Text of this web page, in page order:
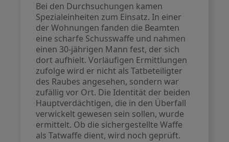
Bei den Durchsuchungen kamen
Spezialeinheiten zum Einsatz. In einer
der Wohnungen fanden die Beamten
eine scharfe Schusswaffe und nahmen
einen 30-jährigen Mann fest, der sich
dort aufhielt. Vorläufigen Ermittlungen
zufolge wird er nicht als Tatbeteiligter
des Raubes angesehen, sondern war
zufällig vor Ort. Die Identität der beiden
Hauptverdächtigen, die in den Überfall
verwickelt gewesen sein sollen, wurde
ermittelt. Ob die sichergestellte Waffe
als Tatwaffe dient, wird noch geprüft.